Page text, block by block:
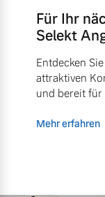
Für Ihr
Selekt
Entdecken
attraktiven
und bereit für
Mehr erfahren